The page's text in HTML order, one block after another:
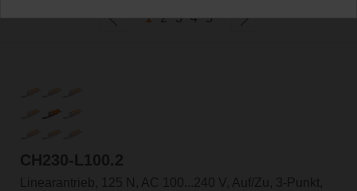
1 2 3 4 5
CH230-L100.2
Linearantrieb, 125 N, AC 100...240 V, Auf/Zu, 3-Punkt,